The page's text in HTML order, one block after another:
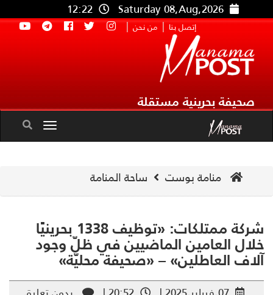
Saturday 08,Aug,2026
12:22
إتصل بنا | من نحن |
صحيفة بحرينية مستقلة
Toggle
navigation
منامة بوست ساحة المنامة
شركة ممتلكات: «توظيف 1338 بحرينيًا
العامين الماضيين في ظلّ وجود
العاطلين» – «صحيفة محليّة»